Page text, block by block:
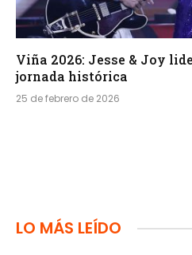
Viña 2026: Jesse & Joy
jornada histórica
25 de febrero de 2026
LO MÁS LEÍDO